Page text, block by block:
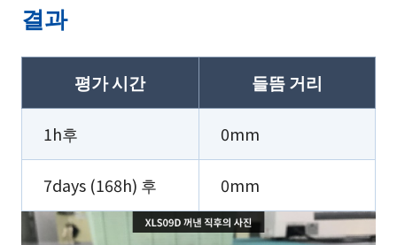
결과
평가 시간 들뜸 거리
1h후 0mm
7days (168h) 후 0mm